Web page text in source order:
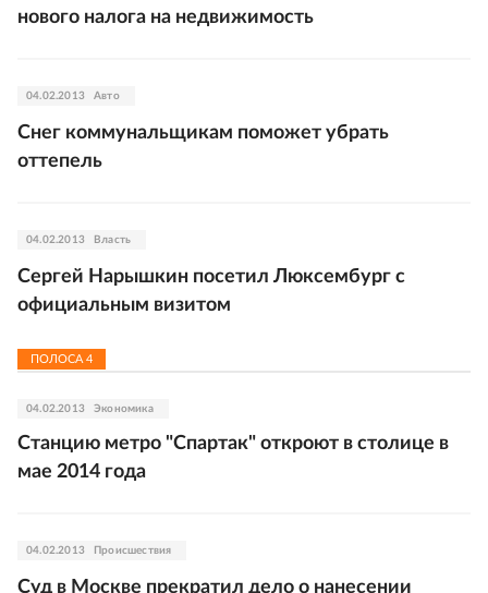
нового налога на недвижимость
04.02.2013 Авто
Снег коммунальщикам поможет убрать
оттепель
04.02.2013 Власть
Сергей Нарышкин посетил Люксембург с
официальным визитом
ПОЛОСА 4
04.02.2013 Экономика
Станцию метро "Спартак" откроют в столице в
мае 2014 года
04.02.2013 Происшествия
Суд в Москве прекратил дело о нанесении